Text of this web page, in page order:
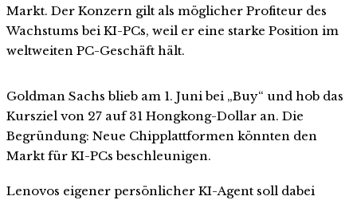
Markt. Der Konzern gilt als möglicher Profiteur des
Wachstums bei KI-PCs, weil er eine starke Position im
weltweiten PC-Geschäft hält.
Goldman Sachs blieb am 1. Juni bei „Buy“ und hob das
Kursziel von 27 auf 31 Hongkong-Dollar an. Die
Begründung: Neue Chipplattformen könnten den
Markt für KI-PCs beschleunigen.
Lenovos eigener persönlicher KI-Agent soll dabei